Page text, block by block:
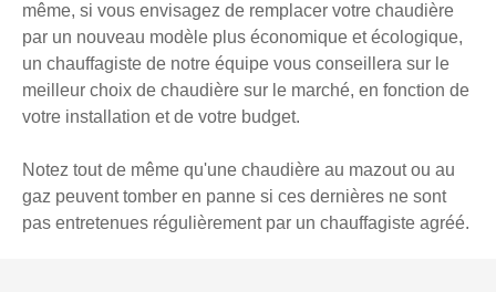
même, si vous envisagez de remplacer votre chaudière
par un nouveau modèle plus économique et écologique,
un chauffagiste de notre équipe vous conseillera sur le
meilleur choix de chaudière sur le marché, en fonction de
votre installation et de votre budget.
Notez tout de même qu'une chaudière au mazout ou au
gaz peuvent tomber en panne si ces dernières ne sont
pas entretenues régulièrement par un chauffagiste agréé.